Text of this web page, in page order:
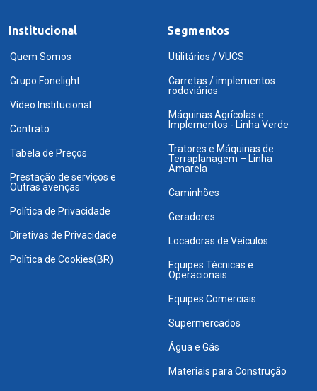
Institucional
Quem Somos
Grupo Fonelight
Vídeo Institucional
Contrato
Tabela de Preços
Prestação de serviços e
Outras avenças
Política de Privacidade
Diretivas de Privacidade
Política de Cookies(BR)
Segmentos
Utilitários / VUCS
Carretas / implementos
rodoviários
Máquinas Agrícolas e
Implementos - Linha Verde
Tratores e Máquinas de
Terraplanagem – Linha
Amarela
Caminhões
Geradores
Locadoras de Veículos
Equipes Técnicas e
Operacionais
Equipes Comerciais
Supermercados
Água e Gás
Materiais para Construção